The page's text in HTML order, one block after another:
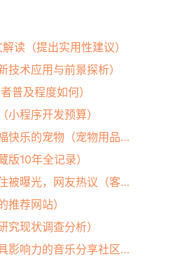
读（提出实用性建议）
技术应用与前景探析）
普及程度如何）
小程序开发预算）
狗民分享：如何养护幸福快乐的宠物（宠物用品选择）
版10年全记录）
酒店拒绝女子与父母同住被曝光，网友热议（客房政策）
推荐网站）
究现状调查分析）
音乐网街：打造国内最具影响力的音乐分享社区（音乐网街社区）